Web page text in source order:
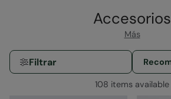
Accesorios
Más
Filtrar
108 items available